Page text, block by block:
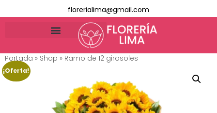
florerialima@gmail.com
Portada » Shop » Ramo de 12 girasoles
¡Oferta!